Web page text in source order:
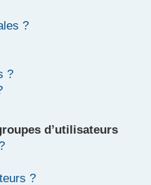
?
?
d’utilisateurs
?